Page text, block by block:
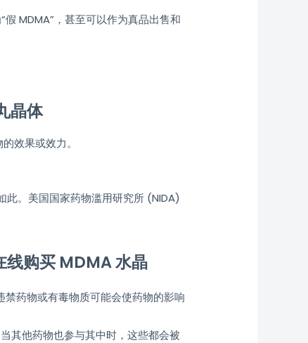
MDMA”，甚至可以作为真品出售和
晶体
效果或效力。
此。美国国家药物滥用研究所 (NIDA)
线购买 MDMA 水晶
药物或有毒物质可能会使药物的影响
其他药物也参与其中时，这些都会被